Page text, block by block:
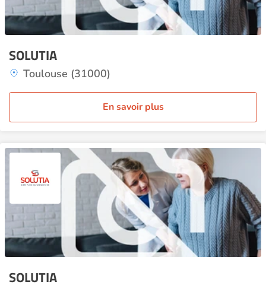
SOLUTIA
Toulouse (31000)
En savoir plus
SOLUTIA